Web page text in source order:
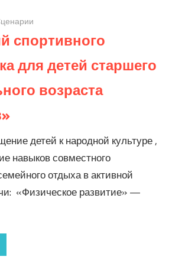
спортивного
для детей старшего
возраста
детей к народной культуре ,
навыков совместного
отдыха в активной
«Физическое развитие» —